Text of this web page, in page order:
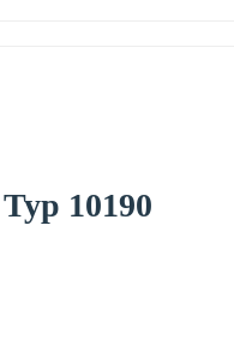
Typ 10190